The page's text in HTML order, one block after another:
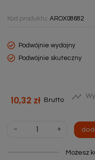
Kod produktu: AROX08682
Podwójnie wydajny
Podwójnie skuteczny
10,32 zł Brutto 
- +
Możesz